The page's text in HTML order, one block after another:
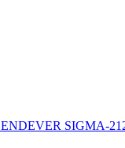
SIGMA-